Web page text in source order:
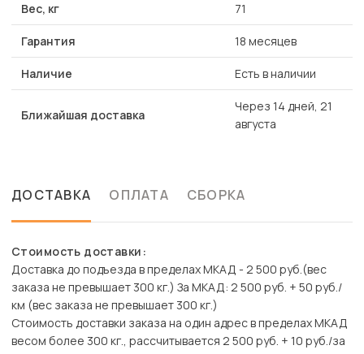
Вес, кг 71
Гарантия 18 месяцев
Наличие Есть в наличии
Ближайшая доставка
Через 14 дней, 21
августа
ДОСТАВКА ОПЛАТА СБОРКА
Стоимость доставки:
Доставка до подъезда в пределах МКАД - 2 500 руб.(вес
заказа не превышает 300 кг.) За МКАД: 2 500 руб. + 50 руб./
км (вес заказа не превышает 300 кг.)
Стоимость доставки заказа на один адрес в пределах МКАД
весом более 300 кг., рассчитывается 2 500 руб. + 10 руб./за